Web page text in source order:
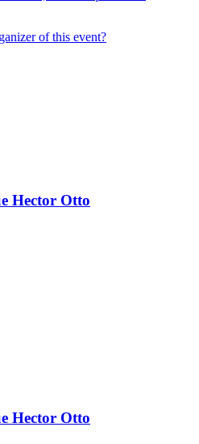
of this event?
Hector Otto
Hector Otto